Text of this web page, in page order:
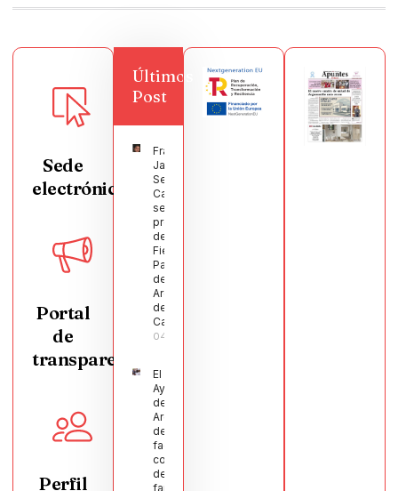
Sede
electrónica
Portal
de
transparencia
Perfil
Últimos
Post
Francisco
Javier
Segura
Castellanos
será el
pregonero
de las
Fiestas
Patronales
de
Argamasilla
de
Calatrava
04/08/2026
El
Ayuntamiento
de
Argamasilla
de Calatrava
facilita la
conciliación
de 200
familias